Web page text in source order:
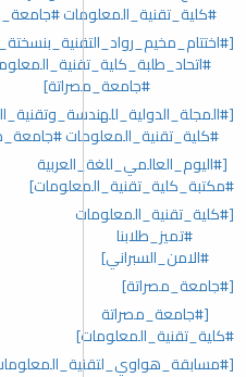
#كلية_تقنية_المعلومات
#جامعة_مصراتة]
#كلية_تقنية_المعلومات
[#اليوم_العالمي_للغة_العربية
#مكتبة_كلية_تقنية_المعلومات]
[#كلية_تقنية_المعلومات
#تميز_طلابنا
#الامن_السبراني]
[#جامعة_مصراتة]
[#جامعة_مصراتة
#كلية_تقنية_المعلومات]